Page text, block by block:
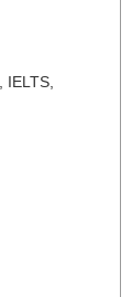
IELTS